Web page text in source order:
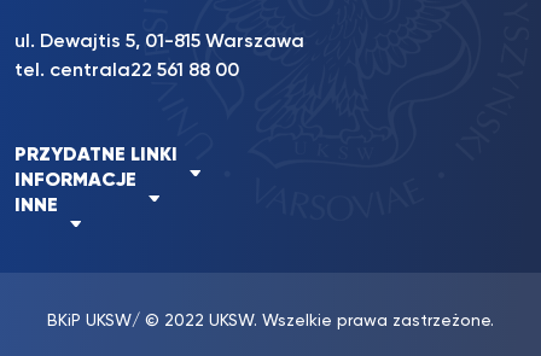
ul. Dewajtis 5, 01-815 Warszawa
tel. centrala22 561 88 00
PRZYDATNE LINKI
INFORMACJE
INNE
BKiP UKSW/ © 2022 UKSW. Wszelkie prawa zastrzeżone.